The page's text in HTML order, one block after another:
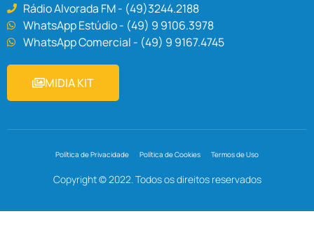
Rádio Alvorada FM - (49)3244.2188
WhatsApp Estúdio - (49) 9 9106.3978
WhatsApp Comercial - (49) 9 9167.4745
MIDIA KIT
Política de Privacidade Política de Cookies Termos de Uso
Copyright © 2022. Todos os direitos reservados